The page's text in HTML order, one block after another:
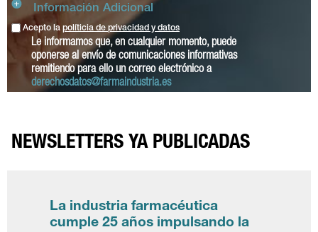
Información Adicional
Acepto la políticia de privacidad y datos
Le informamos que, en cualquier momento, puede
oponerse al envío de comunicaciones informativas
remitiendo para ello un correo electrónico a
derechosdatos@farmaindustria.es
NEWSLETTERS YA PUBLICADAS
La industria farmacéutica
cumple 25 años impulsando la